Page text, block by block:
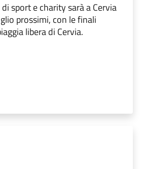
sport e charity sarà a Cervia
prossimi, con le finali
libera di Cervia.